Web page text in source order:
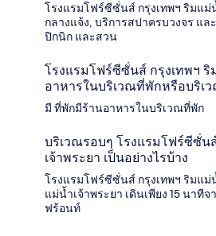
โรงแรมโฟร์ซีซั่นส์ กรุงเทพฯ ริมแม่
กลางแจ้ง, บริการสปาครบวงจร แ
ปิกนิก และสวน
โรงแรมโฟร์ซีซั่นส์ กรุงเทพฯ
อาหารในบริเวณที่พักหรือบริเ
มี ที่พักมีร้านอาหารในบริเวณที่พัก
บริเวณรอบๆ โรงแรมโฟร์ซีซั่น
เจ้าพระยา เป็นอย่างไรบ้าง
โรงแรมโฟร์ซีซั่นส์ กรุงเทพฯ ริมแม่
แม่น้ำเจ้าพระยา เดินเพียง 15 นาทีจ
ฟร้อนท์